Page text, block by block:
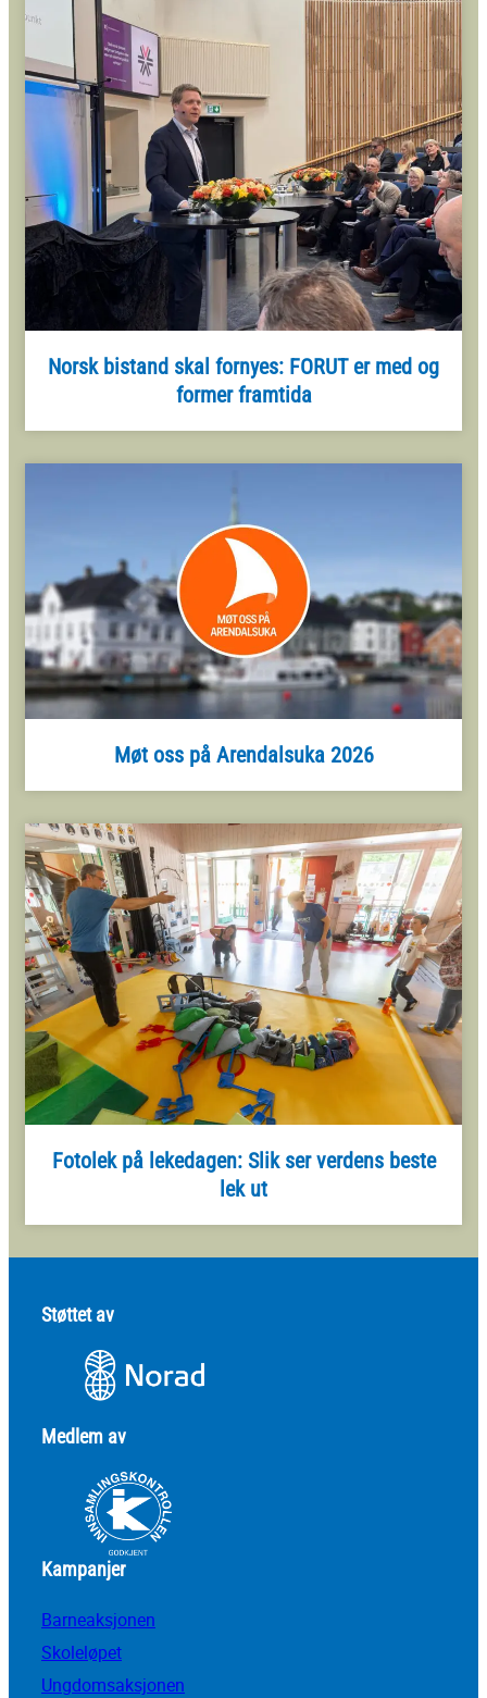
Norsk bistand skal fornyes: FORUT er med og
former framtida
Møt oss på Arendalsuka 2026
Fotolek på lekedagen: Slik ser verdens beste
lek ut
Støttet av
Medlem av
Kampanjer
Barneaksjonen
Skoleløpet
Ungdomsaksjonen